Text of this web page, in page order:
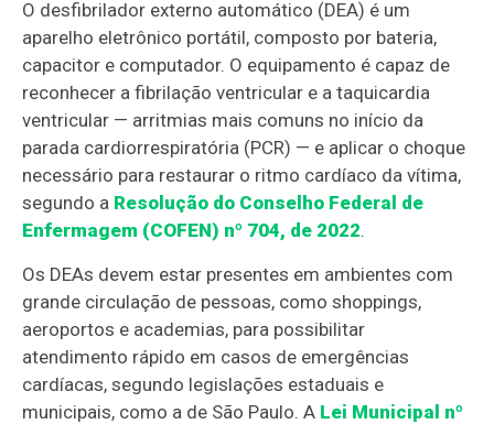
O desfibrilador externo automático (DEA) é um
aparelho eletrônico portátil, composto por bateria,
capacitor e computador. O equipamento é capaz de
reconhecer a fibrilação ventricular e a taquicardia
ventricular — arritmias mais comuns no início da
parada cardiorrespiratória (PCR) — e aplicar o choque
necessário para restaurar o ritmo cardíaco da vítima,
segundo a Resolução do Conselho Federal de
Enfermagem (COFEN) nº 704, de 2022.
Os DEAs devem estar presentes em ambientes com
grande circulação de pessoas, como shoppings,
aeroportos e academias, para possibilitar
atendimento rápido em casos de emergências
cardíacas, segundo legislações estaduais e
municipais, como a de São Paulo. A Lei Municipal nº